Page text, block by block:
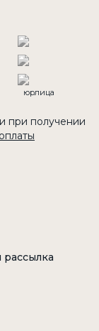
юрлица
при получении
рассылка